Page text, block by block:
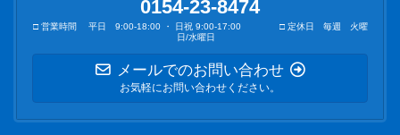
0154-23-8474
□ 営業時間 平日 9:00-18:00 ・ 日祝 9:00-17:00 □ 定休日 毎週 火曜
日/水曜日
メールでのお問い合わせ
お気軽にお問い合わせください。